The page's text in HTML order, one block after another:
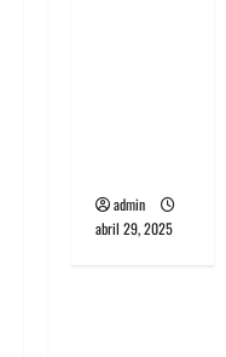
admin
abril 29, 2025